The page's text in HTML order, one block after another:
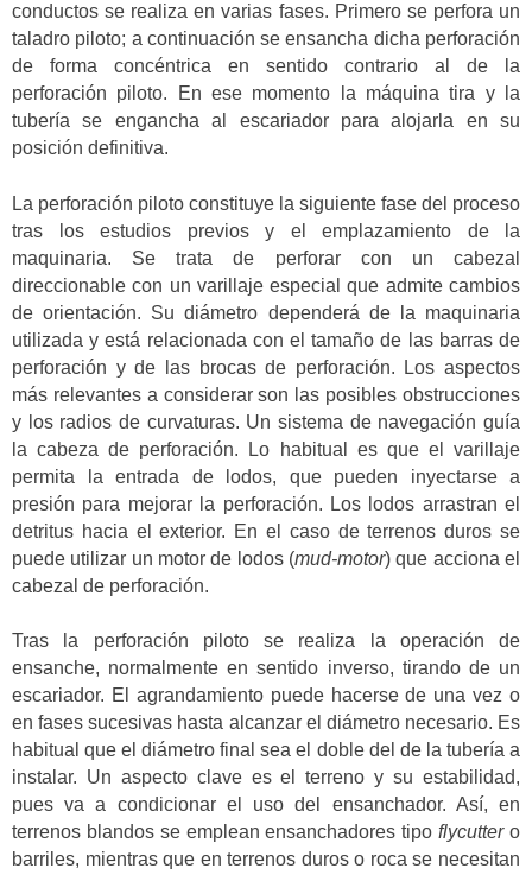
conductos se realiza en varias fases. Primero se perfora un
taladro piloto; a continuación se ensancha dicha perforación
de forma concéntrica en sentido contrario al de la
perforación piloto. En ese momento la máquina tira y la
tubería se engancha al escariador para alojarla en su
posición definitiva.
La perforación piloto constituye la siguiente fase del proceso
tras los estudios previos y el emplazamiento de la
maquinaria. Se trata de perforar con un cabezal
direccionable con un varillaje especial que admite cambios
de orientación. Su diámetro dependerá de la maquinaria
utilizada y está relacionada con el tamaño de las barras de
perforación y de las brocas de perforación. Los aspectos
más relevantes a considerar son las posibles obstrucciones
y los radios de curvaturas. Un sistema de navegación guía
la cabeza de perforación. Lo habitual es que el varillaje
permita la entrada de lodos, que pueden inyectarse a
presión para mejorar la perforación. Los lodos arrastran el
detritus hacia el exterior. En el caso de terrenos duros se
puede utilizar un motor de lodos (mud-motor) que acciona el
cabezal de perforación.
Tras la perforación piloto se realiza la operación de
ensanche, normalmente en sentido inverso, tirando de un
escariador. El agrandamiento puede hacerse de una vez o
en fases sucesivas hasta alcanzar el diámetro necesario. Es
habitual que el diámetro final sea el doble del de la tubería a
instalar. Un aspecto clave es el terreno y su estabilidad,
pues va a condicionar el uso del ensanchador. Así, en
terrenos blandos se emplean ensanchadores tipoflycuttero
barriles, mientras que en terrenos duros o roca se necesitan